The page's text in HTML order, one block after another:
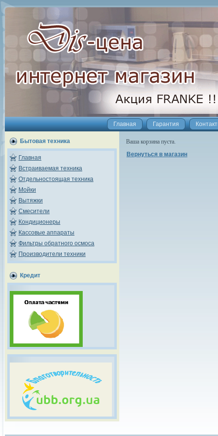
Главная Гарантия
Бытовая техника
Главная
Встраиваемая техника
Отдельностоящая техника
Мойки
Вытяжки
Смесители
Кондиционеры
Кассовые аппараты
Фильтры обратного осмоса
Производители техники
Кредит
Ваша корзина пуста.
Вернуться в магазин